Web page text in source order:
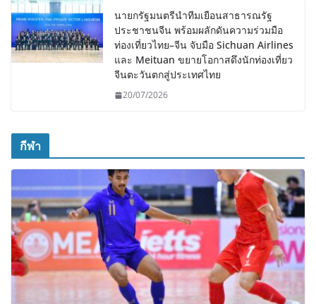
นายกรัฐมนตรีนำทีมเยือนสาธารณรัฐ
ประชาชนจีน พร้อมผลักดันความร่วมมือ
ท่องเที่ยวไทย–จีน จับมือ Sichuan Airlines
และ Meituan ขยายโอกาสดึงนักท่องเที่ยว
จีนตะวันตกสู่ประเทศไทย
20/07/2026
กีฬา